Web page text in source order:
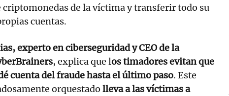
criptomonedas de la víctima y transferir todo su
cuentas.
experto en ciberseguridad y CEO de la
, explica que los timadores evitan que
cuenta del fraude hasta el último paso. Este
orquestado lleva a las víctimas a